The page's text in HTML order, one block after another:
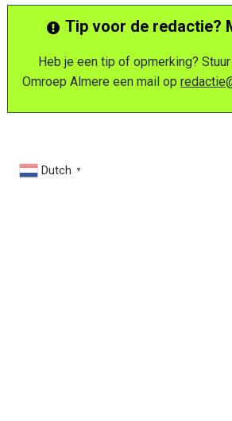
Tip voor de redactie?
Heb je een tip of opmerking?
Omroep Almere een mail op
Dutch ▼